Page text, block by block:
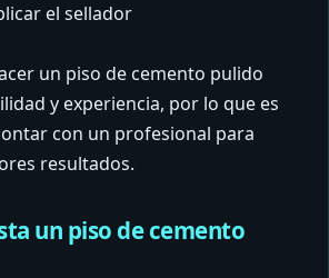
el sellador
un piso de cemento pulido
y experiencia, por lo que es
con un profesional para
resultados.
un piso de cemento